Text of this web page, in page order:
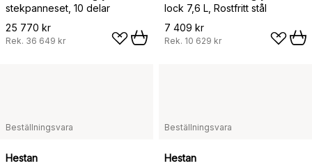
stekpanneset, 10 delar
25 770 kr
Rek. 36 649 kr
lock 7,6 L, Rostfritt stål
7 409 kr
Rek. 10 629 kr
Beställningsvara
Hestan
Beställningsvara
Hestan